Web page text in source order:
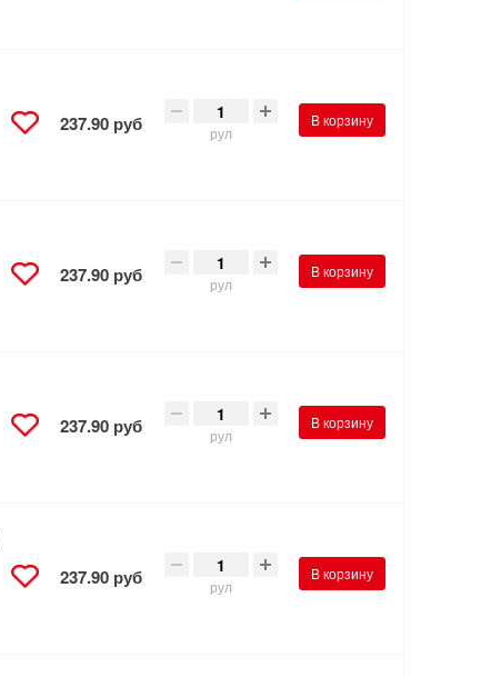
237.90 руб рул
В корзину
237.90 руб рул
В корзину
237.90 руб рул
В корзину
237.90 руб рул
В корзину